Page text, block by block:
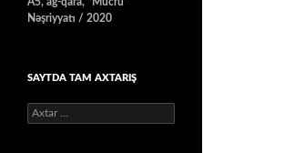
Nəşriyyatı / 2020
SAYTDA TAM AXTARIŞ
Axtarış: